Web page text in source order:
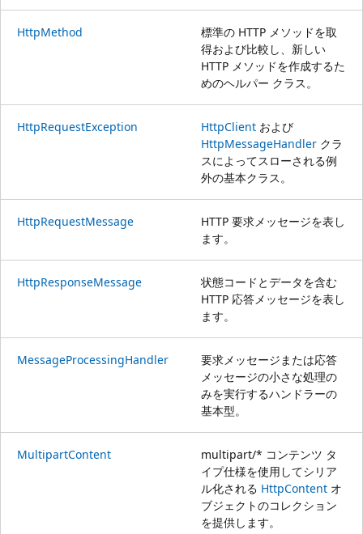
HttpMethod
標準の HTTP メソッドを取
得および比較し、新しい
HTTP メソッドを作成するた
めのヘルパー クラス。
HttpRequestException HttpClient および
HttpMessageHandler クラ
スによってスローされる例
外の基本クラス。
HttpRequestMessage
HTTP 要求メッセージを表し
ます。
HttpResponseMessage
状態コードとデータを含む
HTTP 応答メッセージを表し
ます。
MessageProcessingHandler
要求メッセージまたは応答
メッセージの小さな処理の
みを実行するハンドラーの
基本型。
MultipartContent
multipart/* コンテンツ タ
イプ仕様を使用してシリア
ル化される HttpContent オ
ブジェクトのコレクション
を提供します。